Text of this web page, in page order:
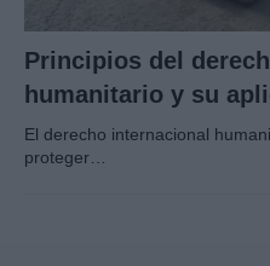
Principios del
humanitario y su
El derecho internacional
proteger…